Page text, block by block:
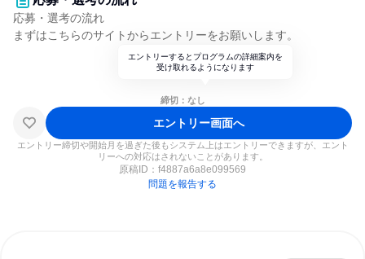
応募・選考の流れ
まずはこちらのサイトからエントリーをお願いします。
エントリーするとプログラムの詳細案内を
受け取れるようになります
締切：なし
エントリー画面へ
エントリー締切や開始月を過ぎた後もシステム上はエントリーできますが、エント
リーへの対応はされないことがあります。
原稿ID： f4887a6a8e099569
問題を報告する